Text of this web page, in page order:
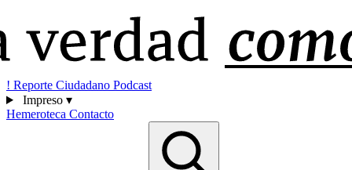
! Reporte Ciudadano Podcast
Impreso ▾
Hemeroteca Contacto